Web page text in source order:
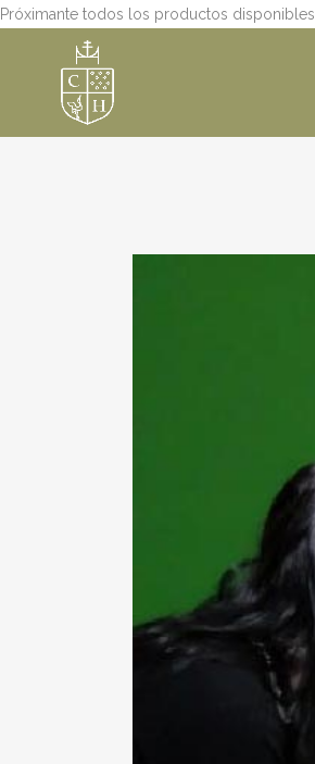
Próximante todos los productos disponibles